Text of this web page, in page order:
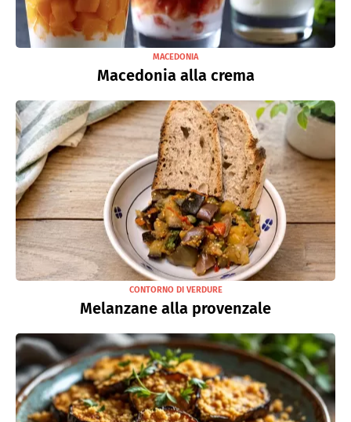
MACEDONIA
Macedonia alla crema
CONTORNO DI VERDURE
Melanzane alla provenzale